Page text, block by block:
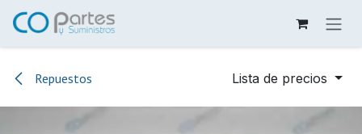
Ir al contenido
Repuestos Lista de precios